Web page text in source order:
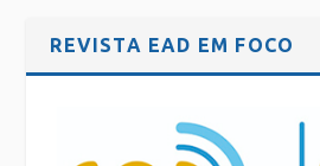
REVISTA EAD EM FOCO